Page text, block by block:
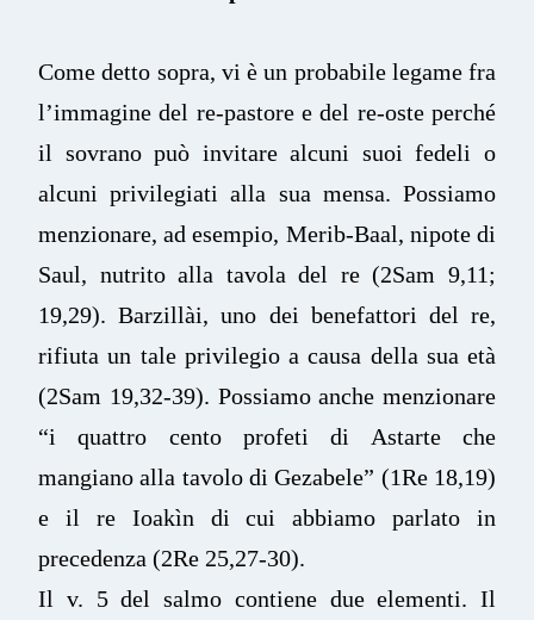
Come detto sopra, vi è un probabile legame fra
l’immagine del re-pastore e del re-oste perché
il sovrano può invitare alcuni suoi fedeli o
alcuni privilegiati alla sua mensa. Possiamo
menzionare, ad esempio, Merib-Baal, nipote di
Saul, nutrito alla tavola del re (2Sam 9,11;
19,29). Barzillài, uno dei benefattori del re,
rifiuta un tale privilegio a causa della sua età
(2Sam 19,32-39). Possiamo anche menzionare
“i quattro cento profeti di Astarte che
mangiano alla tavolo di Gezabele” (1Re 18,19)
e il re Ioakìn di cui abbiamo parlato in
precedenza (2Re 25,27-30).
Il v. 5 del salmo contiene due elementi. Il